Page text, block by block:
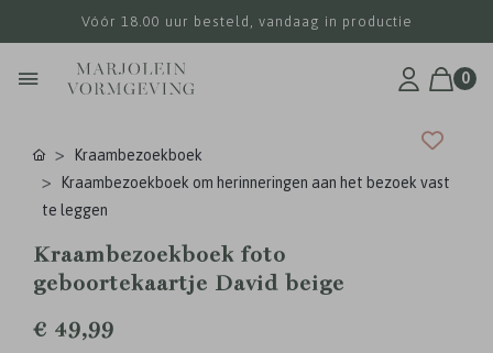
Vóór 18.00 uur besteld, vandaag in productie
0
Kraambezoekboek
Kraambezoekboek om herinneringen aan het bezoek vast
te leggen
Kraambezoekboek foto
geboortekaartje David beige
€ 49,99